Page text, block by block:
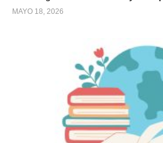
MAYO 18, 2026